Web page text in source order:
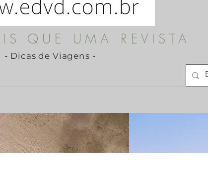
QUE UMA REVISTA
- Dicas de Viagens -